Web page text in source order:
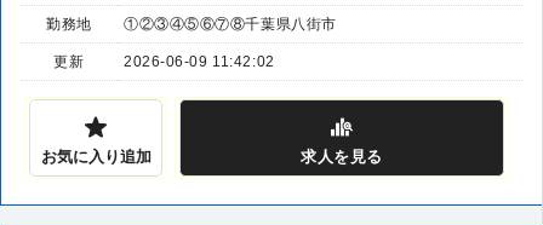
勤務地 ①②③④⑤⑥⑦⑧千葉県八街市
更新 2026-06-09 11:42:02
お気に入り追加 求人 を見る